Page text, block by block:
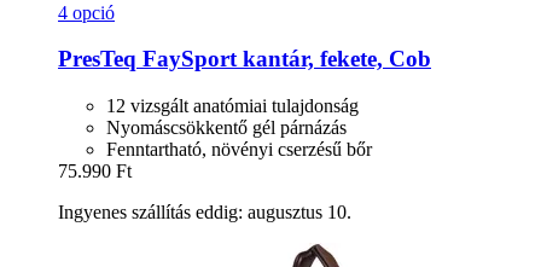
4 opció
PresTeq FaySport kantár, fekete, Cob
12 vizsgált anatómiai tulajdonság
Nyomáscsökkentő gél párnázás
Fenntartható, növényi cserzésű bőr
75.990 Ft
Ingyenes szállítás eddig: augusztus 10.